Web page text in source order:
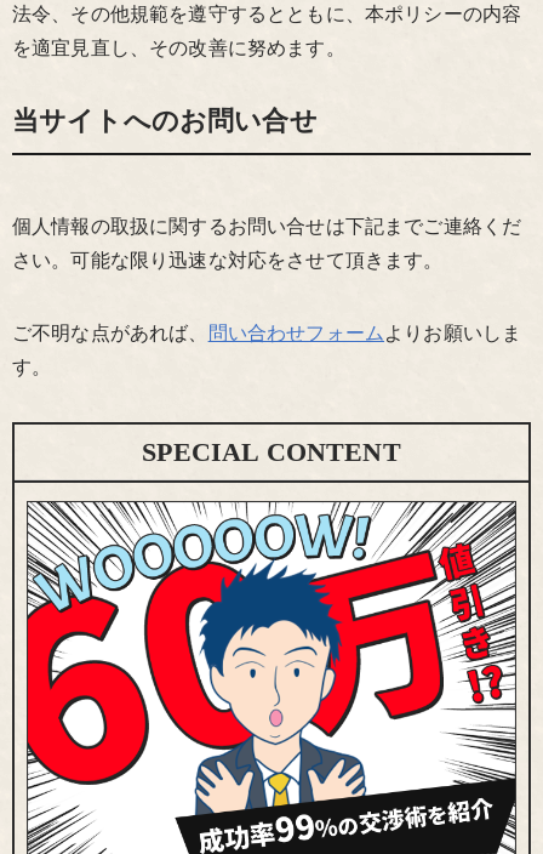
法令、その他規範を遵守するとともに、本ポリシーの内容
を適宜見直し、その改善に努めます。
当サイトへのお問い合せ
個人情報の取扱に関するお問い合せは下記までご連絡くだ
さい。可能な限り迅速な対応をさせて頂きます。
ご不明な点があれば、 問い合わせフォームよりお願いしま
す。
SPECIAL CONTENT